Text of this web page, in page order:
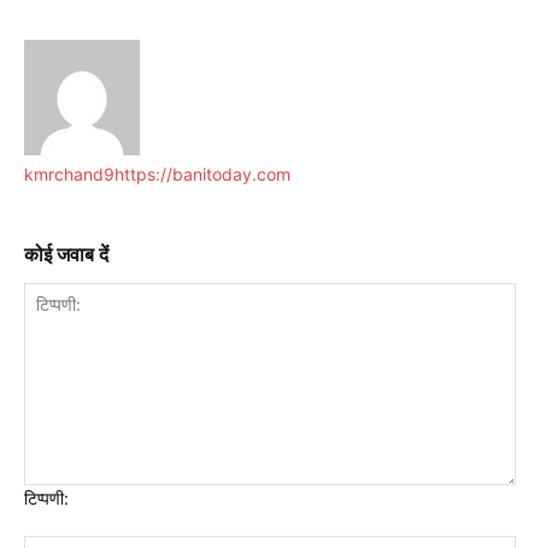
kmrchand9https://banitoday.com
कोई जवाब दें
टिप्पणी: